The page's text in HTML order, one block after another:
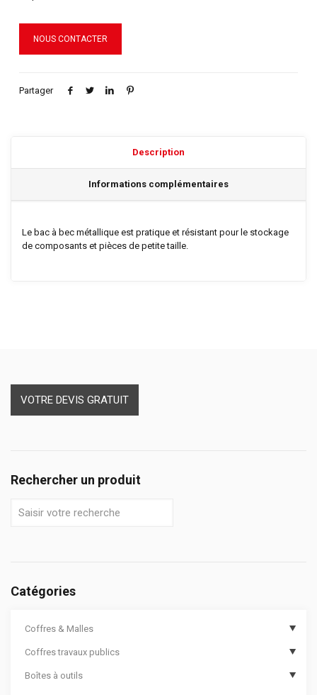
NOUS CONTACTER
Partager
Description
Informations complémentaires
Le bac à bec métallique est pratique et résistant pour le stockage
de composants et pièces de petite taille.
VOTRE DEVIS GRATUIT
Rechercher un produit
Catégories
Coffres & Malles
Coffres de chantier
Options de coffres de chantier
Coffres travaux publics
Coffres de travaux publics
Boîtes à outils